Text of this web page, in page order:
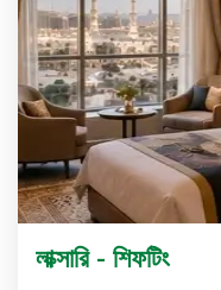
লাক্সারি - শিফটিং